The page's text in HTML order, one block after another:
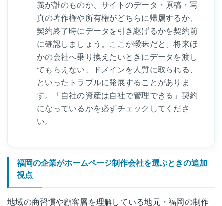
義が誰のものか、サイトのデータ・原稿・写
真の著作権や所有権がどちらに帰属するか、
契約終了時にデータを引き継げるかを契約前
に確認しましょう。ここが曖昧だと、将来ほ
かの会社へ乗り換えたいときにデータを渡し
てもらえない、ドメインを人質に取られる、
といったトラブルに発展することがありま
す。「自社の資産は自社で管理できる」契約
になっているかを必ずチェックしてくださ
い。
福岡の企業がホームページ制作会社を選ぶときの追加
視点
地域の商習慣や顧客層を理解している地元・福岡の制作